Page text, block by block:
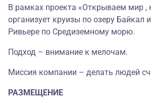
В рамках проекта «Открываем мир ,
организует круизы по озеру Байкал
Ривьере по Средиземному морю.
Подход – внимание к мелочам.
Миссия компании – делать людей
РАЗМЕЩЕНИЕ